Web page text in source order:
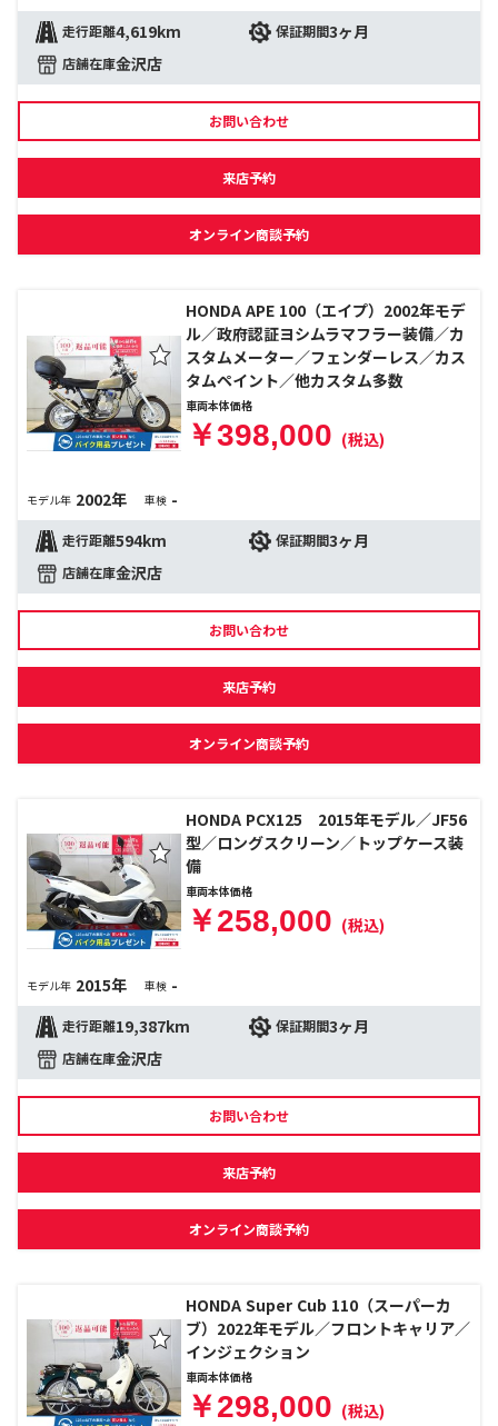
走行距離4,619km 保証期間3ヶ月
店舗在庫金沢店
お問い合わせ
来店予約
オンライン商談予約
HONDA APE 100（エイプ）2002年モデ
ル／政府認証ヨシムラマフラー装備／カ
スタムメーター／フェンダーレス／カス
タムペイント／他カスタム多数
車両本体価格
￥398,000 (税込)
モデル年 2002年 車検 -
走行距離594km 保証期間3ヶ月
店舗在庫金沢店
お問い合わせ
来店予約
オンライン商談予約
HONDA PCX125 2015年モデル／JF56
型／ロングスクリーン／トップケース装
備
車両本体価格
￥258,000 (税込)
モデル年 2015年 車検 -
走行距離19,387km 保証期間3ヶ月
店舗在庫金沢店
お問い合わせ
来店予約
オンライン商談予約
HONDA Super Cub 110（スーパーカ
ブ）2022年モデル／フロントキャリア／
インジェクション
車両本体価格
￥298,000 (税込)